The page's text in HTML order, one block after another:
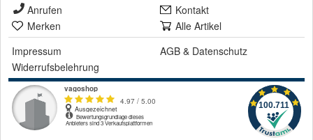
Anrufen
Kontakt
Merken
Alle Artikel
Impressum
AGB & Datenschutz
Widerrufsbelehrung